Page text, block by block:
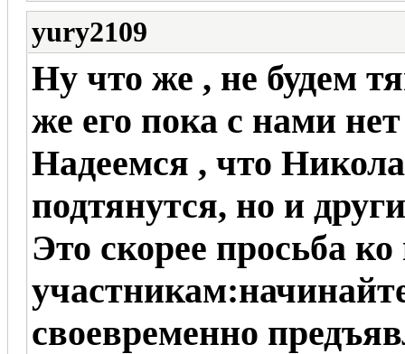
yury2109
Ну что же , не будем
же его пока с нами
Надеемся , что
подтянутся, но и
Это скорее просьба ко
своевременно